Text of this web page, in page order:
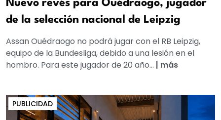
Nuevo revés para Ouédraogo, jugador
de la selección nacional de Leipzig
Assan Ouédraogo no podrá jugar con el RB Leipzig,
equipo de la Bundesliga, debido a una lesión en el
hombro. Para este jugador de 20 año... | más
PUBLICIDAD